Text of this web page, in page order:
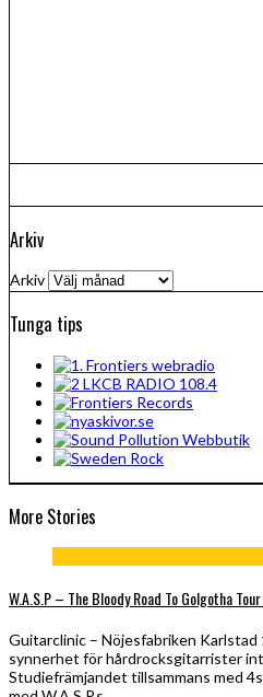
Arkiv
Arkiv
Tunga tips
More Stories
W.A.S.P – The Bloody Road To Golgotha
Guitarclinic – Nöjesfabriken Karlstad
synnerhet för hårdrocksgitarrister
Studiefrämjandet tillsammans med